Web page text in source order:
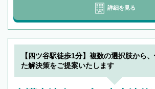
詳細を見る
【四ツ谷駅徒歩1分】複数の選択肢から
た解決策をご提案いたします